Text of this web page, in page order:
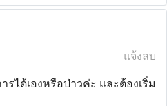
แจ้งลบ
รได้เองหรือป่าวค่ะ และต้องเริ่ม